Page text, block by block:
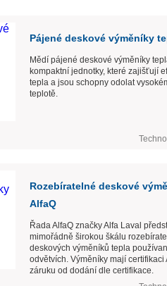
Pájené deskové výměníky
Mědí pájené deskové výměníky
kompaktní jednotky, které zajišťují
tepla a jsou schopny odolat
teplotě.
Rozebíratelné deskové
AlfaQ
Řada AlfaQ značky Alfa Laval
mimořádně širokou škálu
deskových výměníků tepla
odvětvích. Výměníky mají certifikaci
záruku od dodání dle certifikace.